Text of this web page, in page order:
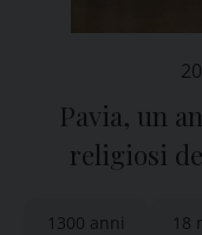
Pavia, un
religiosi
1300 anni 18